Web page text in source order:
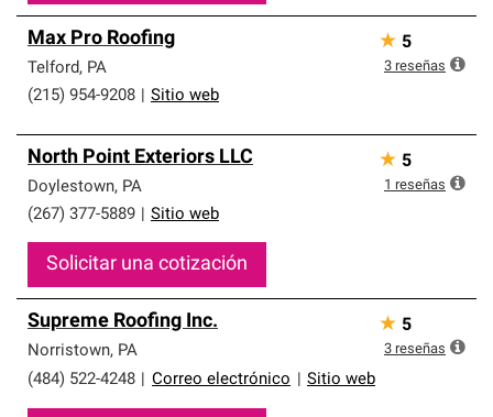
Max Pro Roofing
Telford, PA
(215) 954-9208
Sitio web
★ 5
3 reseñas
North Point Exteriors LLC
Doylestown, PA
(267) 377-5889
Sitio web
Solicitar una cotización
★ 5
1 reseñas
Supreme Roofing Inc.
Norristown, PA
(484) 522-4248
Correo electrónico Sitio web
★ 5
3 reseñas